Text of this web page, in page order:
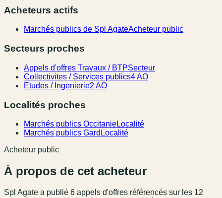
Acheteurs actifs
Marchés publics de Spl AgateAcheteur public
Secteurs proches
Appels d'offres Travaux / BTPSecteur
Collectivites / Services publics4 AO
Etudes / Ingenierie2 AO
Localités proches
Marchés publics OccitanieLocalité
Marchés publics Gard Localité
Acheteur public
À propos de cet acheteur
Spl Agate a publié 6 appel s d'offres référencés sur les 12